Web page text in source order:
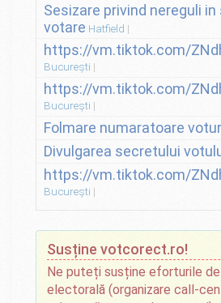
Sesizare privind nereguli
votare Hatfield
https://vm.tiktok.com/
București
https://vm.tiktok.com/
București
Folmare numaratoare
Divulgarea secretului
https://vm.tiktok.com/
București
Susține votcorect.ro!
Ne puteți susține eforturile
electorală (organizare call-